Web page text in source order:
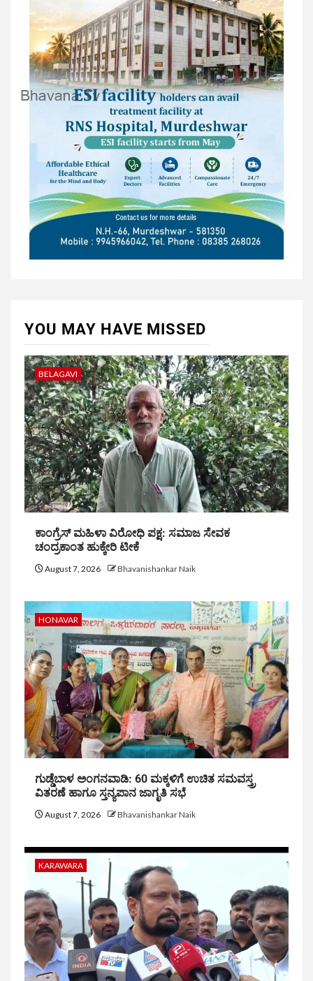
YOU MAY HAVE MISSED
BELAGAVI
ಕಾಂಗ್ರೆಸ್ ಮಹಿಳಾ ವಿರೋಧಿ ಪಕ್ಷ: ಸಮಾಜ ಸೇವಕ
ಚಂದ್ರಕಾಂತ ಹುಕ್ಕೇರಿ ಟೀಕೆ
August 7, 2026 Bhavanishankar Naik
HONAVAR
ಗುಡ್ಡೆಬಾಳ ಅಂಗನವಾಡಿ: 60 ಮಕ್ಕಳಿಗೆ ಉಚಿತ ಸಮವಸ್ತ್ರ
ವಿತರಣೆ ಹಾಗೂ ಸ್ತನ್ಯಪಾನ ಜಾಗೃತಿ ಸಭೆ
August 7, 2026 Bhavanishankar Naik
KARAWARA